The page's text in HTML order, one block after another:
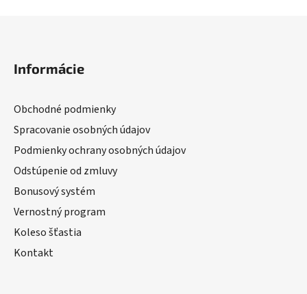
Informácie
Obchodné podmienky
Spracovanie osobných údajov
Podmienky ochrany osobných údajov
Odstúpenie od zmluvy
Bonusový systém
Vernostný program
Koleso šťastia
Kontakt